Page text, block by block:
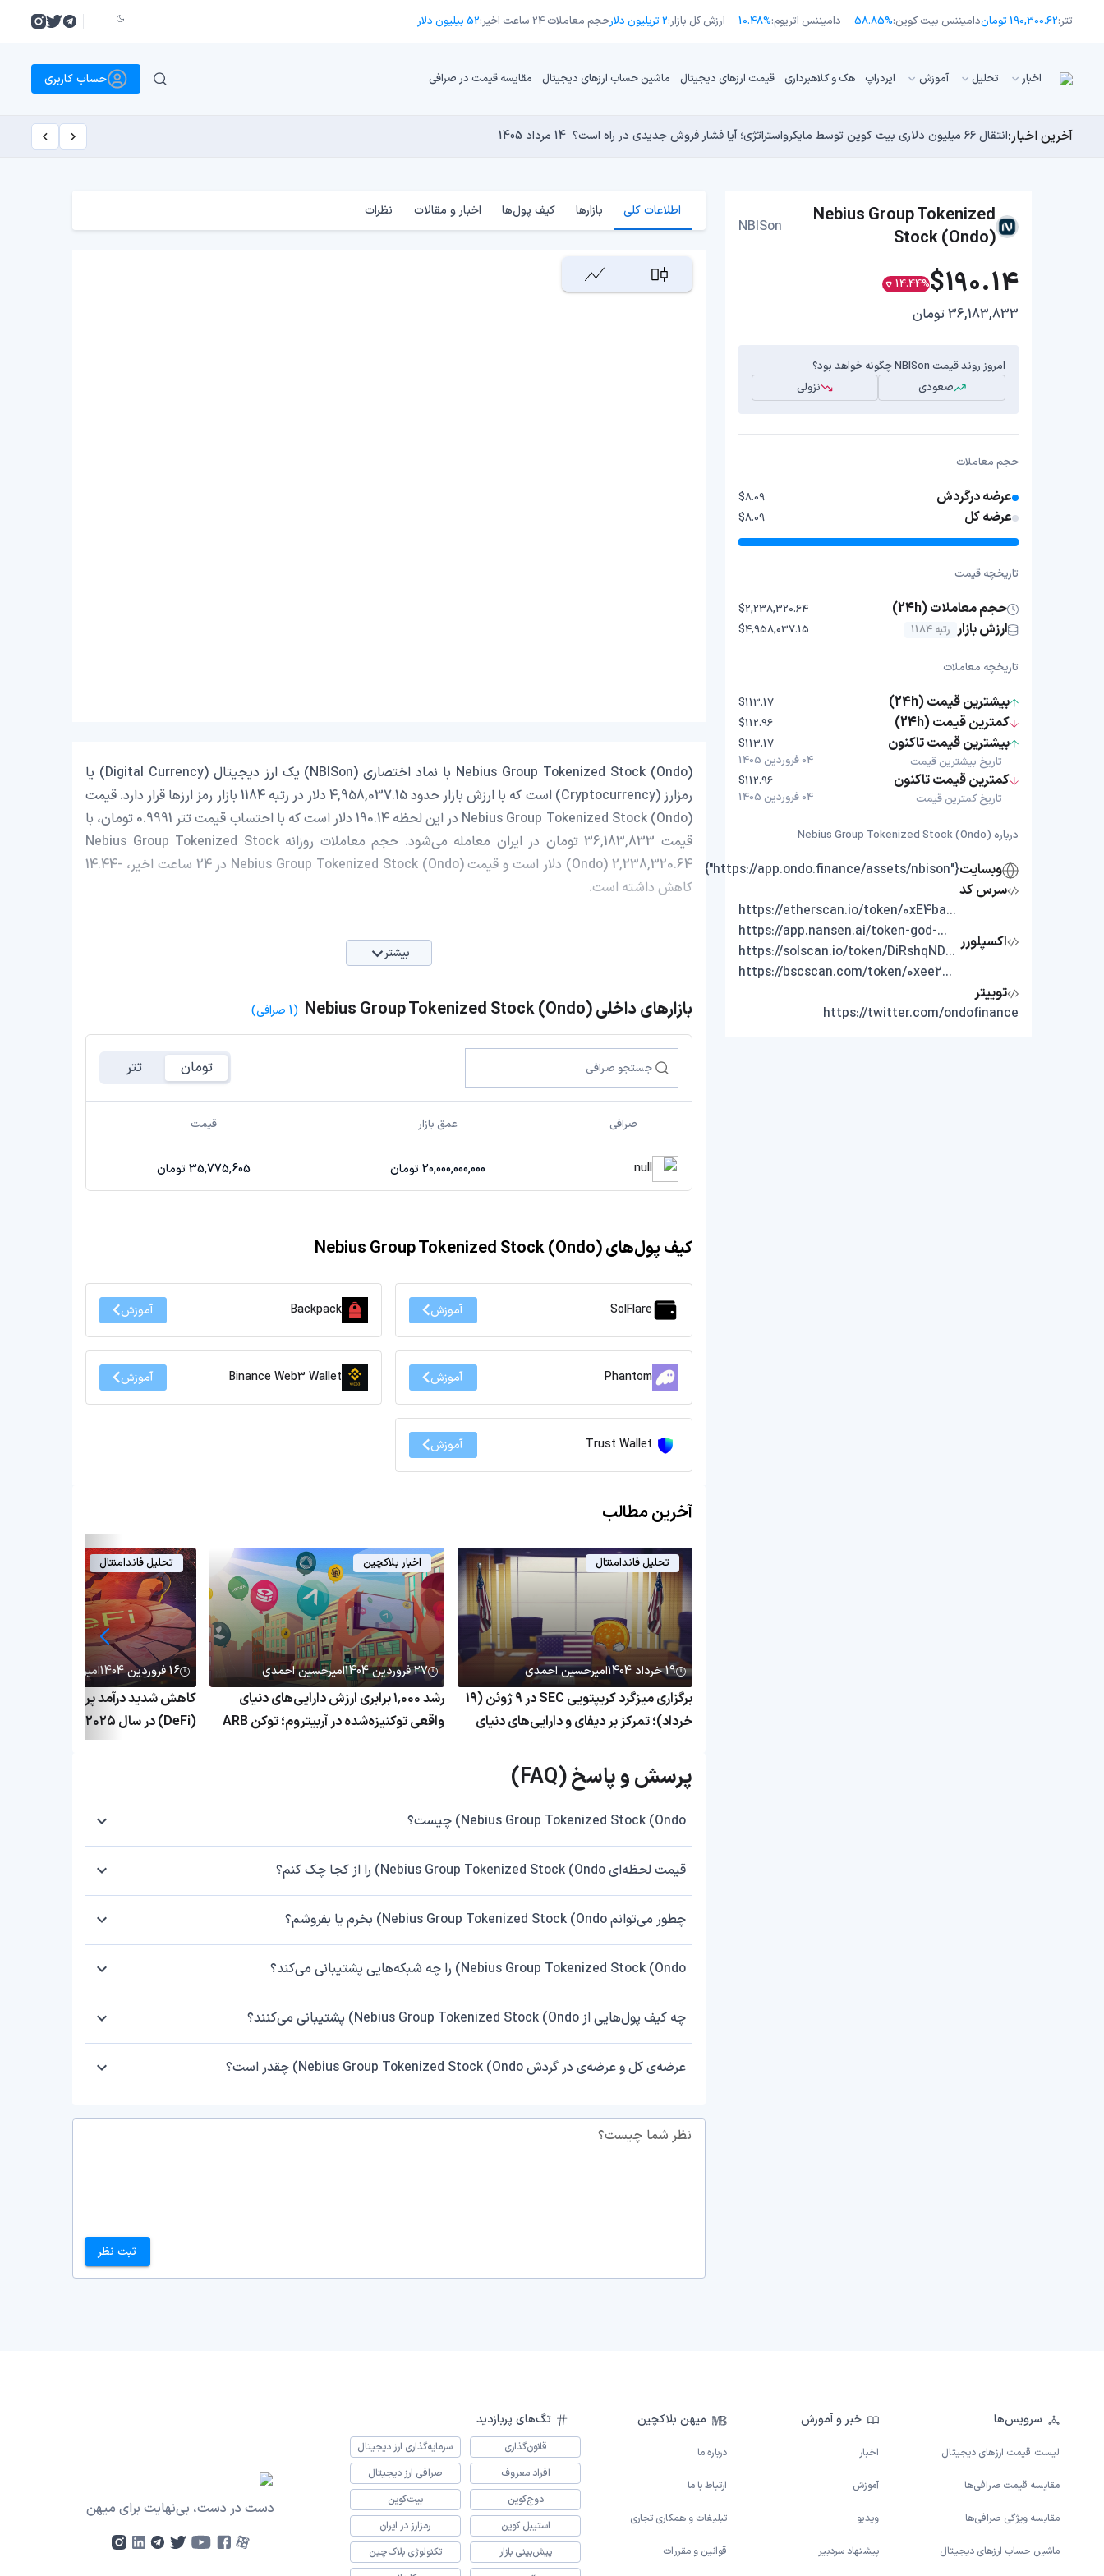
تتر:190,300.62 تومان دامیننس بیت کوین:58.85% دامیننس اتریوم:10.48% ارزش کل بازار:2 تریلیون دلار حجم معاملات 24 ساعت اخیر: 52 بیلیون دلار
اﺧﺒﺎر تحلیل آموزش ایردراپ هک و کلاهبرداری قیمت ارزهای دیجیتال ماشین حساب ارزهای دیجیتال مقایسه قیمت در صرافی حساب کاربری
آخرین اخبار:توسعه‌دهندگان بیت‌کوین ۸۵ باگ بحرانی را در یک وضعیت «فوق‌العاده بد» شناسایی کردند 15 مرداد 1405 اوج‌گیری طلا با تقاضای چین؛ چرا قیمت بیت کوین در ۶۴ هزار دلار درجا می‌زند؟ 15 مرداد 1405
بدترین نمودار برای گاوهای بیت کوین؛ آیا دوران رالی‌های نجومی به پایان رسیده است؟ 14 مرداد 1405 انتقال ۶۶ میلیون دلاری بیت کوین توسط مایکرواستراتژی؛ آیا فشار فروش جدیدی در راه است؟ 14 مرداد 1405 یک نقشه راه کوانتومی، بیت‌کوین را بسیار بالاتر خواهد برد 13 مرداد 1405
Nebius Group Tokenized
Stock (Ondo)
NBISon
$190.14
14.44%
36,183,833 تومان
امروز روند قیمت NBISon چگونه خواهد بود؟
صعودی
نزولی
حجم معاملات
عرضه درگردش $8.09
عرضه کل $8.09
تاریخچه قیمت
حجم معاملات (24h) $2,238,320.64
ارزش بازار رتبه 1184 $4,958,037.15
تاریخچه معاملات
بیشترین قیمت (24h) $113.17
کمترین قیمت (24h) $112.96
بیشترین قیمت تاکنون
تاریخ بیشترین قیمت
$113.17
04 فروردین 1405
کمترین قیمت تاکنون
تاریخ کمترین قیمت
$112.96
04 فروردین 1405
درباره Nebius Group Tokenized Stock (Ondo)
وبسایت{"https://app.ondo.finance/assets/nbison"}
سرس کد
اکسپلورر
https://etherscan.io/token/0xE4babaa960bA7D37860f3fe00D7b95D3868e8EDc
https://app.nansen.ai/token-god-mode?chain=ethereum&tab=transactions&tokenAddress=0xE4babaa960bA7D37860f3fe00D7b95D3868e8EDc
https://solscan.io/token/DiRshqNDE68bWbGdLHm1GwQ76MvWQG3af6w1NdQondo
https://bscscan.com/token/0xee268780473E7a0e47baC41547C6E01512555A16
توییتر
https://twitter.com/ondofinance
اطلاعات کلی بازارها کیف پول‌ها اخبار و مقالات نظرات
Nebius Group Tokenized Stock (Ondo) با نماد اختصاری (NBISon) یک ارز دیجیتال (Digital Currency) یا
رمزارز (Cryptocurrency) است که با ارزش بازار حدود 4,958,037.15 دلار در رتبه 1184 بازار رمز ارزها قرار دارد. قیمت
Nebius Group Tokenized Stock (Ondo) در این لحظه 190.14 دلار است که با احتساب قیمت تتر 0.9991 تومان، با
قیمت 36,183,833 تومان در ایران معامله می‌شود. حجم معاملات روزانه Nebius Group Tokenized Stock
(Ondo) 2,238,320.64 دلار است و قیمت Nebius Group Tokenized Stock (Ondo) در 24 ساعت اخیر، -14.44
کاهش داشته است.
بیشتر
بازارهای داخلی Nebius Group Tokenized Stock (Ondo) (1 صرافی)
تومان تتر
صرافی عمق بازار قیمت
null 20,000,000,000 تومان 35,775,605 تومان
کیف پول‌های Nebius Group Tokenized Stock (Ondo)
SolFlare آموزش Backpack آموزش
Phantom آموزش Binance Web3 Wallet آموزش
Trust Wallet آموزش
آخرین مطالب
تحلیل فاندامنتال
19 خرداد 1404 امیرحسین احمدی
برگزاری میزگرد کریپتویی SEC در ۹ ژوئن (۱۹
خرداد)؛ تمرکز بر دیفای و دارایی‌های دنیای
اخبار بلاکچین
27 فروردین 1404 امیرحسین احمدی
رشد ۱٬۰۰۰ برابری ارزش دارایی‌های دنیای
واقعی توکنیزه‌شده در آربیتروم؛ توکن ARB
تحلیل فاندامنتال
16 فروردین 1404 امیرحسین احمدی
کاهش شدید درآمد پروتکل‌های دیفای
غیرمتمرکز ادامه دارد
پرسش و پاسخ (FAQ)
Nebius Group Tokenized Stock (Ondo) چیست؟
قیمت لحظه‌ای Nebius Group Tokenized Stock (Ondo) را از کجا چک کنم؟
چطور می‌توانم Nebius Group Tokenized Stock (Ondo) بخرم یا بفروشم؟
Nebius Group Tokenized Stock (Ondo) را چه شبکه‌هایی پشتیبانی می‌کند؟
چه کیف پول‌هایی از Nebius Group Tokenized Stock (Ondo) پشتیبانی می‌کنند؟
عرضه‌ی کل و عرضه‌ی در گردش Nebius Group Tokenized Stock (Ondo) چقدر است؟
نظر شما چیست؟
ثبت نظر
سرویس‌ها
لیست قیمت ارزهای دیجیتال
مقایسه قیمت صرافی‌ها
مقایسه ویژگی صرافی‌ها
ماشین حساب ارزهای دیجیتال
خبر و آموزش
اخبار
آموزش
ویدیو
پیشنهاد سردبیر
میهن بلاکچین
درباره ما
ارتباط با ما
تبلیغات و همکاری تجاری
قوانین و مقررات
تگ‌های پربازدید
قانون‌گذاری
سرمایه‌گذاری ارز دیجیتال
افراد معروف
صرافی ارز دیجیتال
دوج‌کوین
بیت‌کوین
استیبل کوین
رمزارز در ایران
پیش‌بینی بازار
تکنولوژی بلاک‌چین
دست در دست، بی‌نهایت برای میهن